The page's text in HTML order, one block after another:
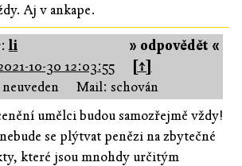
Aj v ankape.
» odpovědět «
li
10-30 12:03:55
[↑]
Mail: schován
umělci budou samozřejmě vždy!
se plýtvat penězi na zbytečné
které jsou mnohdy určitým